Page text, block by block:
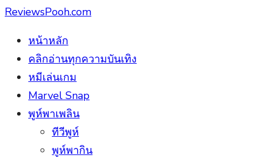
ReviewsPooh.com
หน้าหลัก
คลิกอ่านทุกความบันเทิง
หมีเล่นเกม
Marvel Snap
พูห์พาเพลิน
ทีวีพูห์
พูห์พากิน